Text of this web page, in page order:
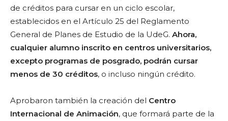
de créditos para cursar en un ciclo escolar,
establecidos en el Artículo 25 del Reglamento
General de Planes de Estudio de la UdeG. Ahora,
cualquier alumno inscrito en centros universitarios,
excepto programas de posgrado, podrán cursar
menos de 30 créditos, o incluso ningún crédito.
Aprobaron también la creación del Centro
Internacional de Animación, que formará parte de la